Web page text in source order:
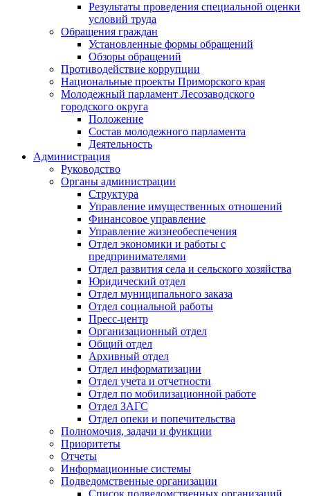
Результаты проведения специальной оценки
условий труда
Обращения граждан
Установленные формы обращений
Обзоры обращений
Противодействие коррупции
Национальные проекты Приморского края
Молодежный парламент Лесозаводского
городского округа
Положение
Состав молодежного парламента
Деятельность
Администрация
Руководство
Органы администрации
Структура
Управление имущественных отношений
Финансовое управление
Управление жизнеобеспечения
Отдел экономики и работы с
предпринимателями
Отдел развития села и сельского хозяйства
Юридический отдел
Отдел муниципального заказа
Отдел социальной работы
Пресс-центр
Организационный отдел
Общий отдел
Архивный отдел
Отдел информатизации
Отдел учета и отчетности
Отдел по мобилизационной работе
Отдел ЗАГС
Отдел опеки и попечительства
Полномочия, задачи и функции
Приоритеты
Отчеты
Информационные системы
Подведомственные организации